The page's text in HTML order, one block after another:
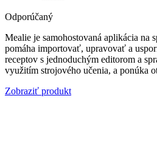
Odporúčaný
Mealie je samohostovaná aplikácia na
pomáha importovať, upravovať a
receptov s jednoduchým editorom a
využitím strojového učenia, a ponúka
Zobraziť produkt